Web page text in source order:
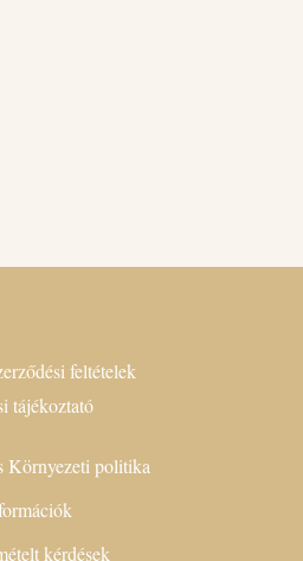
feltételek
tájékoztató
Környezeti politika
kérdések